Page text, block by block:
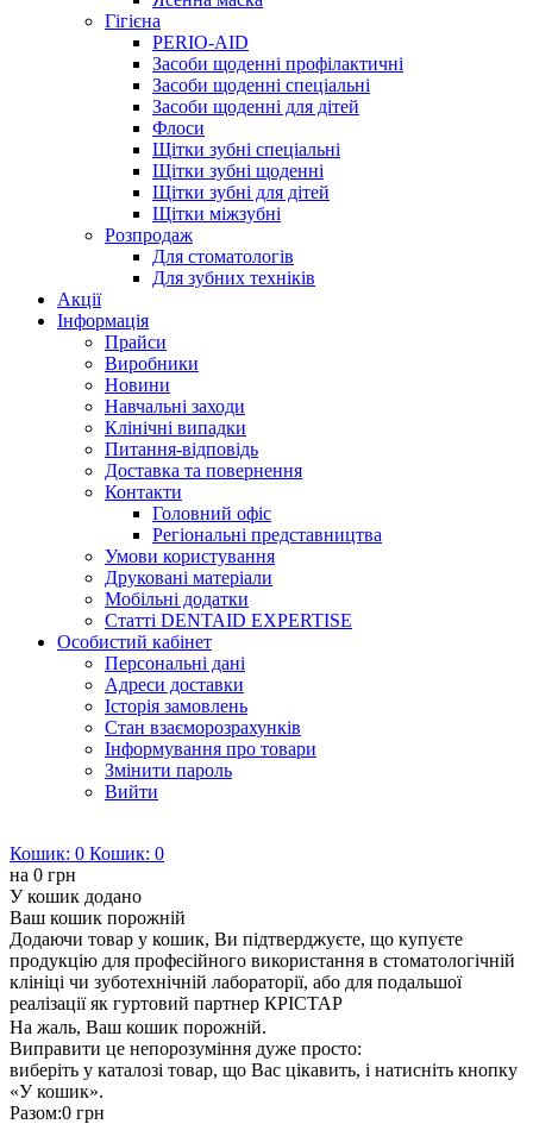
Гігієна
PERIO-AID
Засоби щоденні профілактичні
Засоби щоденні спеціальні
Засоби щоденні для дітей
Флоси
Щітки зубні спеціальні
Щітки зубні щоденні
Щітки зубні для дітей
Щітки міжзубні
Розпродаж
Для стоматологів
Для зубних техніків
Акції
Інформація
Прайси
Виробники
Новини
Навчальні заходи
Клінічні випадки
Питання-відповідь
Доставка та повернення
Контакти
Головний офіс
Регіональні представництва
Умови користування
Друковані матеріали
Мобільні додатки
Статті DENTAID EXPERTISE
Особистий кабінет
Персональні дані
Адреси доставки
Історія замовлень
Стан взаєморозрахунків
Інформування про товари
Змінити пароль
Вийти
Кошик: 0 Кошик: 0
на 0 грн
У кошик додано
Ваш кошик порожній
Додаючи товар у кошик, Ви підтверджуєте, що купуєте
продукцію для професійного використання в стоматологічній
клініці чи зуботехнічній лабораторії, або для подальшої
реалізації як гуртовий партнер КРІСТАР
На жаль, Ваш кошик порожній.
Виправити це непорозуміння дуже просто:
виберіть у каталозі товар, що Вас цікавить, і натисніть кнопку
«У кошик».
Разом:0 грн